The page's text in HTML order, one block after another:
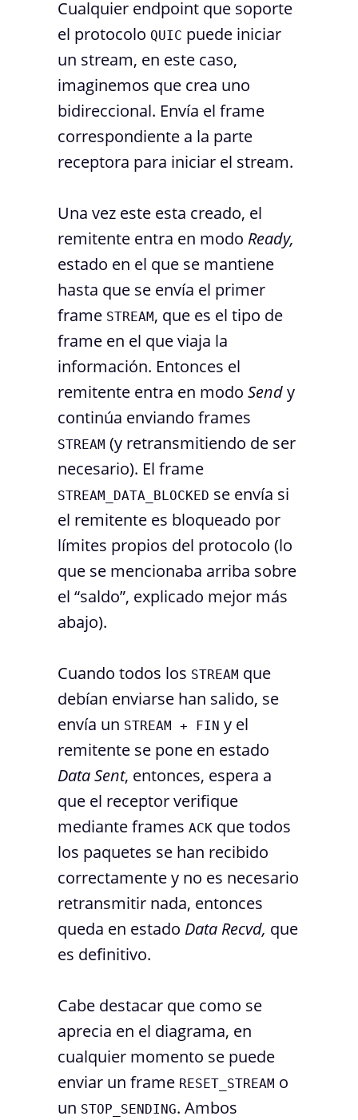
Cualquier endpoint que soporte
el protocolo QUIC puede iniciar
un stream, en este caso,
imaginemos que crea uno
bidireccional. Envía el frame
correspondiente a la parte
receptora para iniciar el stream.
Una vez este esta creado, el
remitente entra en modo Ready,
estado en el que se mantiene
hasta que se envía el primer
frame STREAM, que es el tipo de
frame en el que viaja la
información. Entonces el
remitente entra en modo Sendy
continúa enviando frames
STREAM (y retransmitiendo de ser
necesario). El frame
STREAM_DATA_BLOCKED se envía si
el remitente es bloqueado por
límites propios del protocolo (lo
que se mencionaba arriba sobre
el “saldo”, explicado mejor más
abajo).
Cuando todos los STREAM que
debían enviarse han salido, se
envía un STREAM + FIN y el
remitente se pone en estado
Data Sent, entonces, espera a
que el receptor verifique
mediante frames ACK que todos
los paquetes se han recibido
correctamente y no es necesario
retransmitir nada, entonces
queda en estado Data Recvd, que
es definitivo.
Cabe destacar que como se
aprecia en el diagrama, en
cualquier momento se puede
enviar un frame RESET_STREAM o
un STOP_SENDING. Ambos